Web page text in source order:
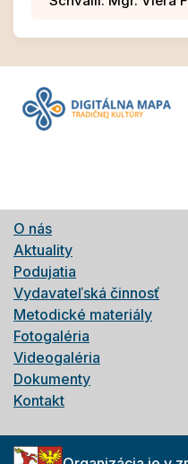
O nás
Aktuality
Podujatia
Vydavateľská činnosť
Metodické materiály
Fotogaléria
Videogaléria
Dokumenty
Kontakt